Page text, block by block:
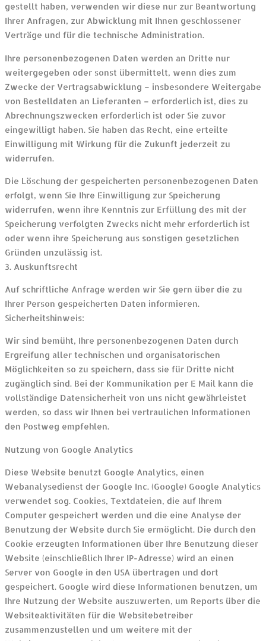
gestellt haben, verwenden wir diese nur zur Beantwortung
Ihrer Anfragen, zur Abwicklung mit Ihnen geschlossener
Verträge und für die technische Administration.
Ihre personenbezogenen Daten werden an Dritte nur
weitergegeben oder sonst übermittelt, wenn dies zum
Zwecke der Vertragsabwicklung – insbesondere Weitergabe
von Bestelldaten an Lieferanten – erforderlich ist, dies zu
Abrechnungszwecken erforderlich ist oder Sie zuvor
eingewilligt haben. Sie haben das Recht, eine erteilte
Einwilligung mit Wirkung für die Zukunft jederzeit zu
widerrufen.
Die Löschung der gespeicherten personenbezogenen Daten
erfolgt, wenn Sie Ihre Einwilligung zur Speicherung
widerrufen, wenn ihre Kenntnis zur Erfüllung des mit der
Speicherung verfolgten Zwecks nicht mehr erforderlich ist
oder wenn ihre Speicherung aus sonstigen gesetzlichen
Gründen unzulässig ist.
3. Auskunftsrecht
Auf schriftliche Anfrage werden wir Sie gern über die zu
Ihrer Person gespeicherten Daten informieren.
Sicherheitshinweis:
Wir sind bemüht, Ihre personenbezogenen Daten durch
Ergreifung aller technischen und organisatorischen
Möglichkeiten so zu speichern, dass sie für Dritte nicht
zugänglich sind. Bei der Kommunikation per E Mail kann die
vollständige Datensicherheit von uns nicht gewährleistet
werden, so dass wir Ihnen bei vertraulichen Informationen
den Postweg empfehlen.
Nutzung von Google Analytics
Diese Website benutzt Google Analytics, einen
Webanalysedienst der Google Inc. (Google) Google Analytics
verwendet sog. Cookies, Textdateien, die auf Ihrem
Computer gespeichert werden und die eine Analyse der
Benutzung der Website durch Sie ermöglicht. Die durch den
Cookie erzeugten Informationen über Ihre Benutzung dieser
Website (einschließlich Ihrer IP-Adresse) wird an einen
Server von Google in den USA übertragen und dort
gespeichert. Google wird diese Informationen benutzen, um
Ihre Nutzung der Website auszuwerten, um Reports über die
Websiteaktivitäten für die Websitebetreiber
zusammenzustellen und um weitere mit der